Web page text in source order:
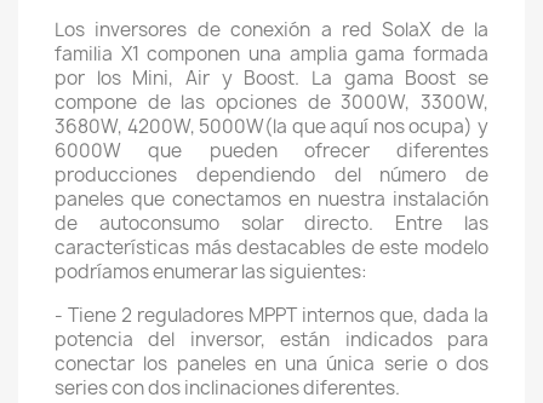
Los inversores de conexión a red SolaX de la
familia X1 componen una amplia gama formada
por los Mini, Air y Boost. La gama Boost se
compone de las opciones de 3000W, 3300W,
3680W, 4200W, 5000W(la que aquí nos ocupa) y
6000W que pueden ofrecer diferentes
producciones dependiendo del número de
paneles que conectamos en nuestra instalación
de autoconsumo solar directo. Entre las
características más destacables de este modelo
podríamos enumerar las siguientes:
- Tiene 2 reguladores MPPT internos que, dada la
potencia del inversor, están indicados para
conectar los paneles en una única serie o dos
series con dos inclinaciones diferentes.